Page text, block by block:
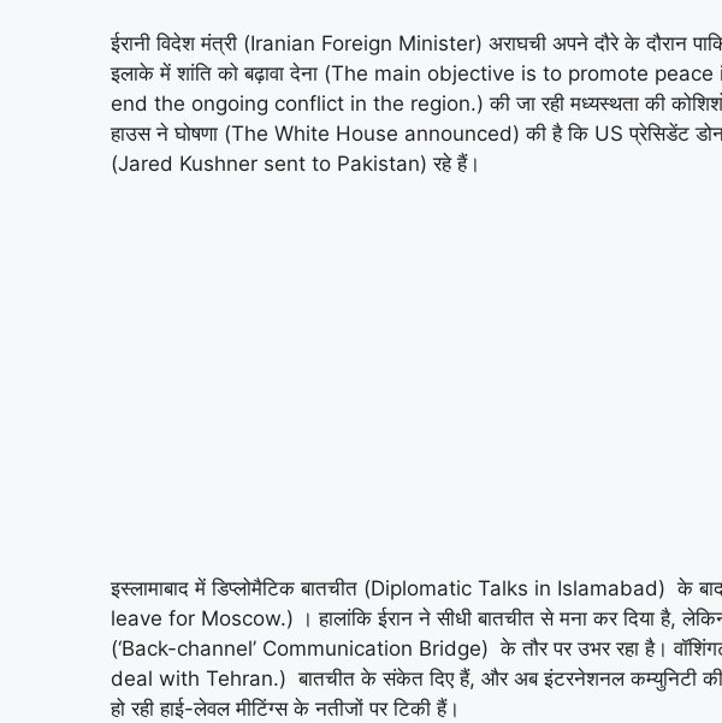
ईरानी विदेश मंत्री (Iranian Foreign Minister) अराघची अपने दौरे के दौरान
इलाके में शांति को बढ़ावा देना (The main objective is to promote
end the ongoing conflict in the region.) की जा रही मध्यस्थता की
हाउस ने घोषणा (The White House announced) की है कि US प्रेसिडेंट
(Jared Kushner sent to Pakistan) रहे हैं।
इस्लामाबाद में डिप्लोमैटिक बातचीत (Diplomatic Talks in Islamabad) के
leave for Moscow.) । हालांकि ईरान ने सीधी बातचीत से मना कर दिया है,
(‘Back-channel’ Communication Bridge) के तौर पर उभर रहा है।
deal with Tehran.) बातचीत के संकेत दिए हैं, और अब इंटरनेशनल
हो रही हाई-लेवल मीटिंग्स के नतीजों पर टिकी हैं।